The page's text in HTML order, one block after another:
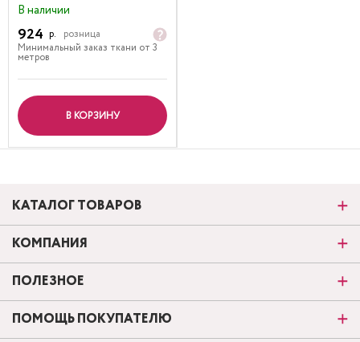
В наличии
924 р.
розница
Минимальный заказ ткани от 3
метров
В КОРЗИНУ
КАТАЛОГ ТОВАРОВ
КОМПАНИЯ
ПОЛЕЗНОЕ
ПОМОЩЬ ПОКУПАТЕЛЮ